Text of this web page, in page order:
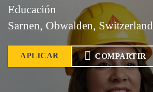
Educación
Sarnen, Obwalden, Switzerland
APLICAR COMPARTIR